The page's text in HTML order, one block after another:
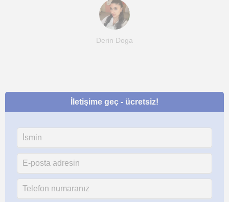
Derin Doga
İletişime geç - ücretsiz!